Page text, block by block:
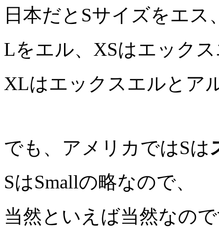
日本だとSサイズをエス
Lをエル、XSはエック
XLはエックスエルとア
でも、アメリカではSは
SはSmallの略なので、
当然といえば当然なの